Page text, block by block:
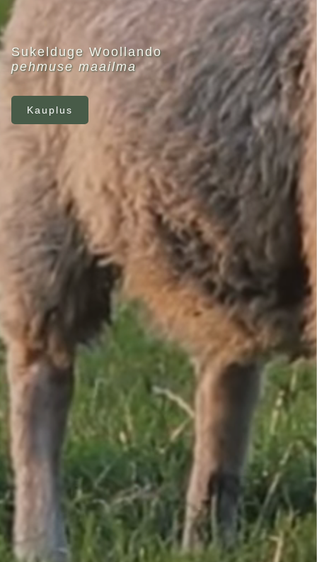
Sukelduge Woollando
pehmuse maailma
Kauplus